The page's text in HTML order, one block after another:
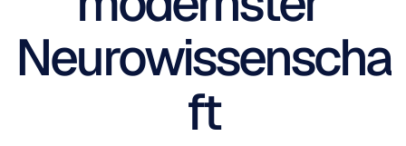
Neurowissenscha
ft